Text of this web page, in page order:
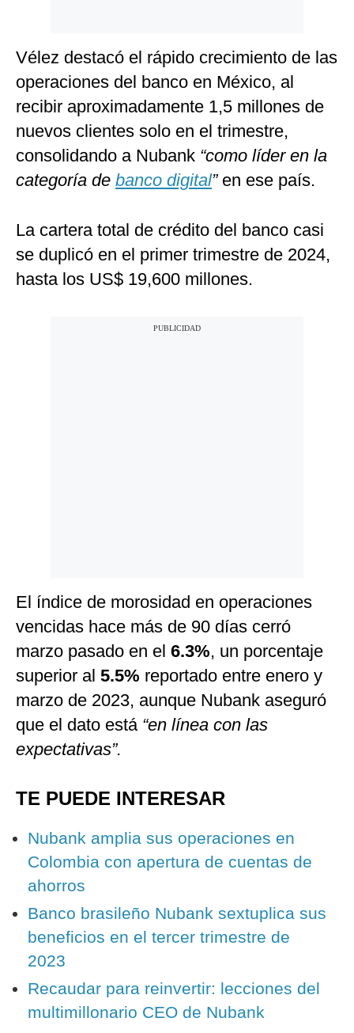
Vélez destacó el rápido crecimiento de las
operaciones del banco en México, al
recibir aproximadamente 1,5 millones de
nuevos clientes solo en el trimestre,
consolidando a Nubank “como líder en la
categoría de banco digital”en ese país.
La cartera total de crédito del banco casi
se duplicó en el primer trimestre de 2024,
hasta los US$ 19,600 millones.
El índice de morosidad en operaciones
vencidas hace más de 90 días cerró
marzo pasado en el 6.3%, un porcentaje
superior al 5.5% reportado entre enero y
marzo de 2023, aunque Nubank aseguró
que el dato está“en línea con las
expectativas”.
TE PUEDE INTERESAR
Nubank amplia sus operaciones en
Colombia con apertura de cuentas de
ahorros
Banco brasileño Nubank sextuplica sus
beneficios en el tercer trimestre de
2023
Recaudar para reinvertir: lecciones del
multimillonario CEO de Nubank